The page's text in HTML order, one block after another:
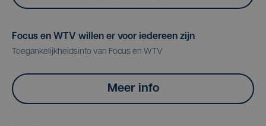
Focus en WTV willen er voor iedereen zijn
Toegankelijkheidsinfo van Focus en WTV
Meer info